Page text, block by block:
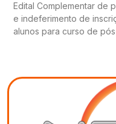
Edital Complementar de
e indeferimento de
alunos para curso de